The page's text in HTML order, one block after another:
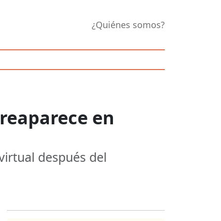
¿Quiénes somos?
en
después del